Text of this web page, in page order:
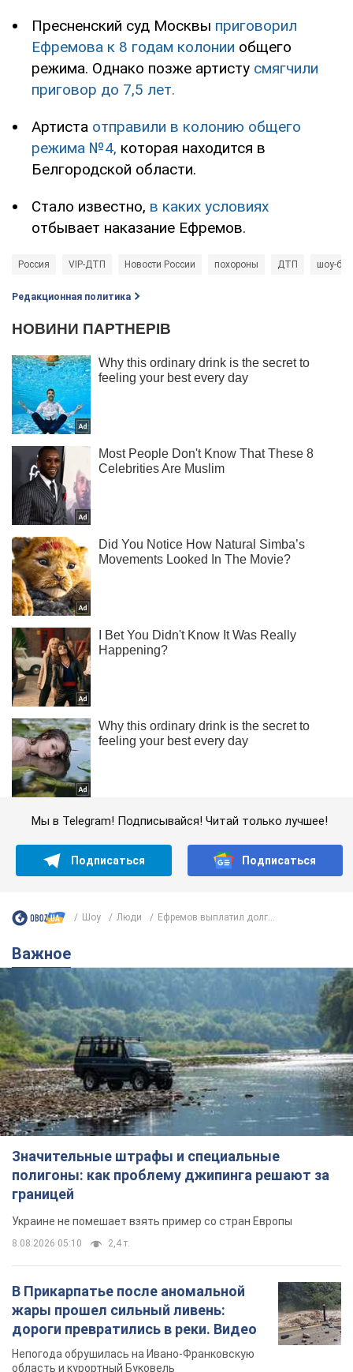
Пресненский суд Москвы приговорил
Ефремова к 8 годам колонии общего
режима. Однако позже артисту смягчили
приговор до 7,5 лет.
Артиста отправили в колонию общего
режима №4, которая находится в
Белгородской области.
Стало известно, в каких условиях
отбывает наказание Ефремов.
Россия VIP-ДТП Новости России похороны ДТП шоу-
Редакционная политика
Мы в Telegram! Подписывайся! Читай только лучшее!
Подписаться Подписаться
Шоу Люди Ефремов выплатил долг...
Важное
Значительные штрафы и специальные
полигоны: как проблему джипинга решают за
границей
Украине не помешает взять пример со стран Европы
8.08.2026 05:10 2,4 т.
В Прикарпатье после аномальной
жары прошел сильный ливень:
дороги превратились в реки. Видео
Непогода обрушилась на Ивано-Франковскую
область и курортный Буковель